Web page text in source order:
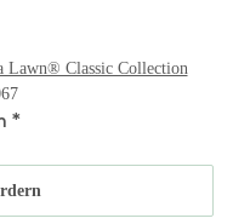
Lawn® Classic Collection
*